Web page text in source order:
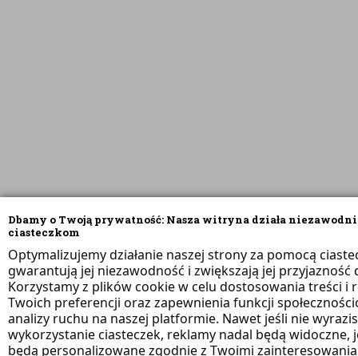
Dbamy o Twoją prywatność: Nasza witryna działa
ciasteczkom
Optymalizujemy działanie naszej strony za pomocą
gwarantują jej niezawodność i zwiększają jej przyjazność
Korzystamy z plików cookie w celu dostosowania treści i
Twoich preferencji oraz zapewnienia funkcji
analizy ruchu na naszej platformie. Nawet jeśli nie
wykorzystanie ciasteczek, reklamy nadal będą widoczne,
będą personalizowane zgodnie z Twoimi